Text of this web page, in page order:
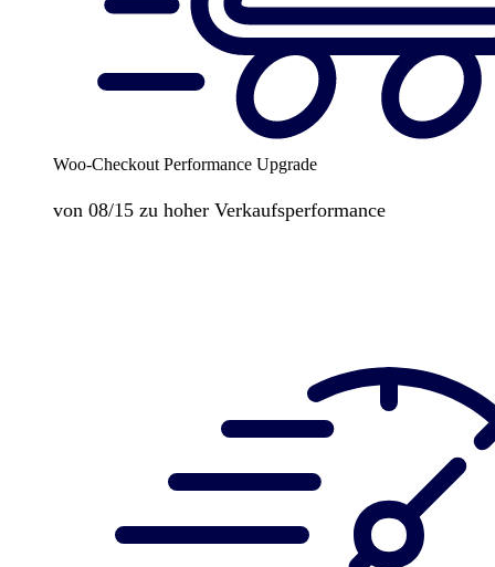
Woo-Checkout Performance Upgrade
von 08/15 zu hoher Verkaufsperformance